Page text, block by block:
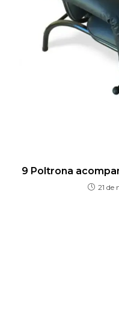
9 Poltrona
21 de